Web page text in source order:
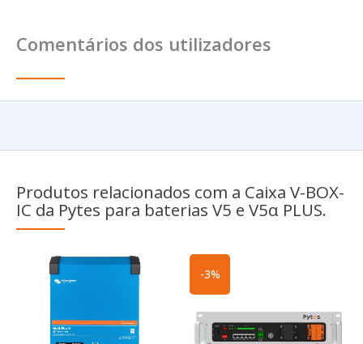
Comentários dos utilizadores
Produtos relacionados com a Caixa V-BOX-
IC da Pytes para baterias V5 e V5α PLUS.
-3%
899,95€.869,99€.